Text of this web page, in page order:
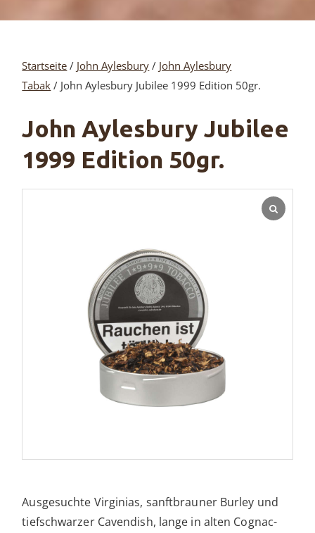
Startseite / John Aylesbury / John Aylesbury
Tabak / John Aylesbury Jubilee 1999 Edition 50gr.
John Aylesbury Jubilee
1999 Edition 50gr.
Ausgesuchte Virginias, sanftbrauner Burley und
tiefschwarzer Cavendish, lange in alten Cognac-